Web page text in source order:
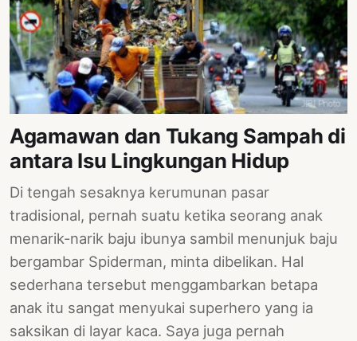
Agamawan dan Tukang Sampah di
antara Isu Lingkungan Hidup
Di tengah sesaknya kerumunan pasar
tradisional, pernah suatu ketika seorang anak
menarik-narik baju ibunya sambil menunjuk baju
bergambar Spiderman, minta dibelikan. Hal
sederhana tersebut menggambarkan betapa
anak itu sangat menyukai superhero yang ia
saksikan di layar kaca. Saya juga pernah